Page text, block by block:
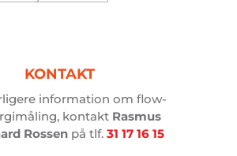
KONTAKT
information om flow-
kontakt Rasmus
Rossenpå tlf. 31 17 16 15